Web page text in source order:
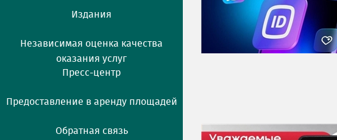
Издания
Независимая оценка качества
оказания услуг
Пресс-центр
Предоставление в аренду площадей
Обратная связь